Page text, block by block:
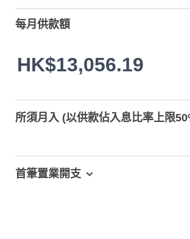
每月供款額
HK$13,056.19
所須月入 (以供款佔入息比率上限
首筆置業開支